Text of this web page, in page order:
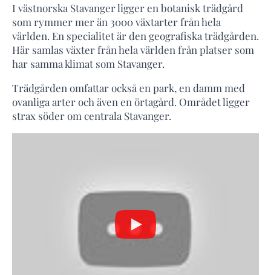
I västnorska Stavanger ligger en botanisk trädgård
som rymmer mer än 3000 växtarter från hela
världen. En specialitet är den geografiska trädgården.
Här samlas växter från hela världen från platser som
har samma klimat som Stavanger.
Trädgården omfattar också en park, en damm med
ovanliga arter och även en örtagård. Området ligger
strax söder om centrala Stavanger.